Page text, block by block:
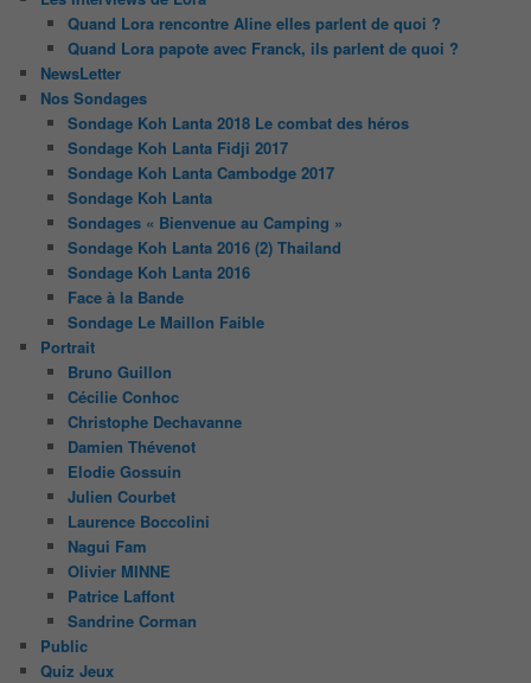
Quand Lora rencontre Aline elles parlent de quoi ?
Quand Lora papote avec Franck, ils parlent de quoi ?
NewsLetter
Nos Sondages
Sondage Koh Lanta 2018 Le combat des héros
Sondage Koh Lanta Fidji 2017
Sondage Koh Lanta Cambodge 2017
Sondage Koh Lanta
Sondages « Bienvenue au Camping »
Sondage Koh Lanta 2016 (2) Thailand
Sondage Koh Lanta 2016
Face à la Bande
Sondage Le Maillon Faible
Portrait
Bruno Guillon
Cécilie Conhoc
Christophe Dechavanne
Damien Thévenot
Elodie Gossuin
Julien Courbet
Laurence Boccolini
Nagui Fam
Olivier MINNE
Patrice Laffont
Sandrine Corman
Public
Quiz Jeux